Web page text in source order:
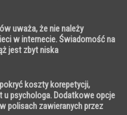
uważa, że nie należy
w internecie. Świadomość na
jest zbyt niska
koszty korepetycji,
u psychologa. Dodatkowe opcje
polisach zawieranych przez